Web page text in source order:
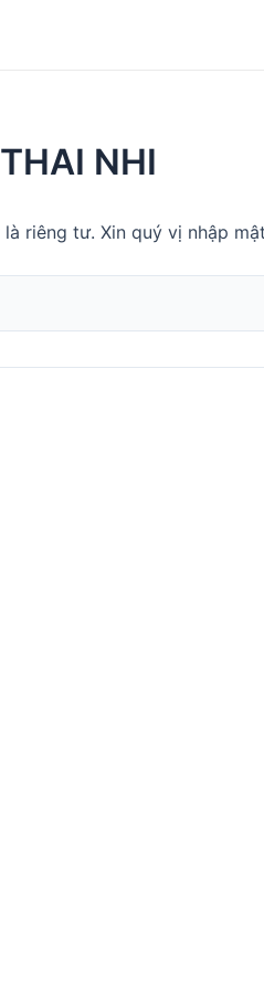
NHI
riêng tư. Xin quý vị nhập